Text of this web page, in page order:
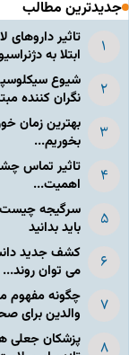
جدیدترین مطالب
ابتلا به
شیوع
نگران کننده
بهترین زمان
بخوریم...
تاثیر تماس
اهمیت...
سرگیجه
باید بدانید
کشف جدید
می توان روند...
چگونه مفهوم
والدین برای
پزشکان جعلی